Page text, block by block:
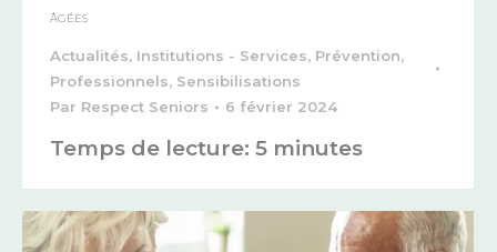
ÂGÉES
Actualités, Institutions - Services, Prévention,
Professionnels, Sensibilisations
Par Respect Seniors 6 février 2024
Temps de lecture: 5 minutes